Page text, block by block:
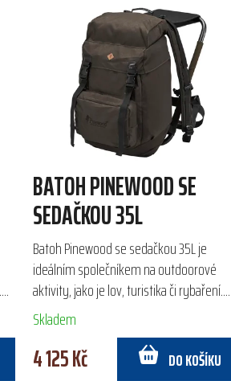
BATOH PINEWOOD SE
SEDAČKOU 35L
Batoh Pinewood se sedačkou 35L je
ideálním společníkem na outdoorové
aktivity, jako je lov, turistika či rybaření.
Vyroben z nepromokavého semiše a
polyesteru, nabízí praktické...
Skladem
4 125 Kč DO KOŠÍKU